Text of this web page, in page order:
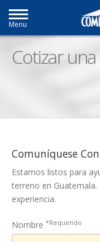
Menu
Cotizar
Comuníquese
Estamos listos para
terreno en
experiencia.
Nombre *Requerido